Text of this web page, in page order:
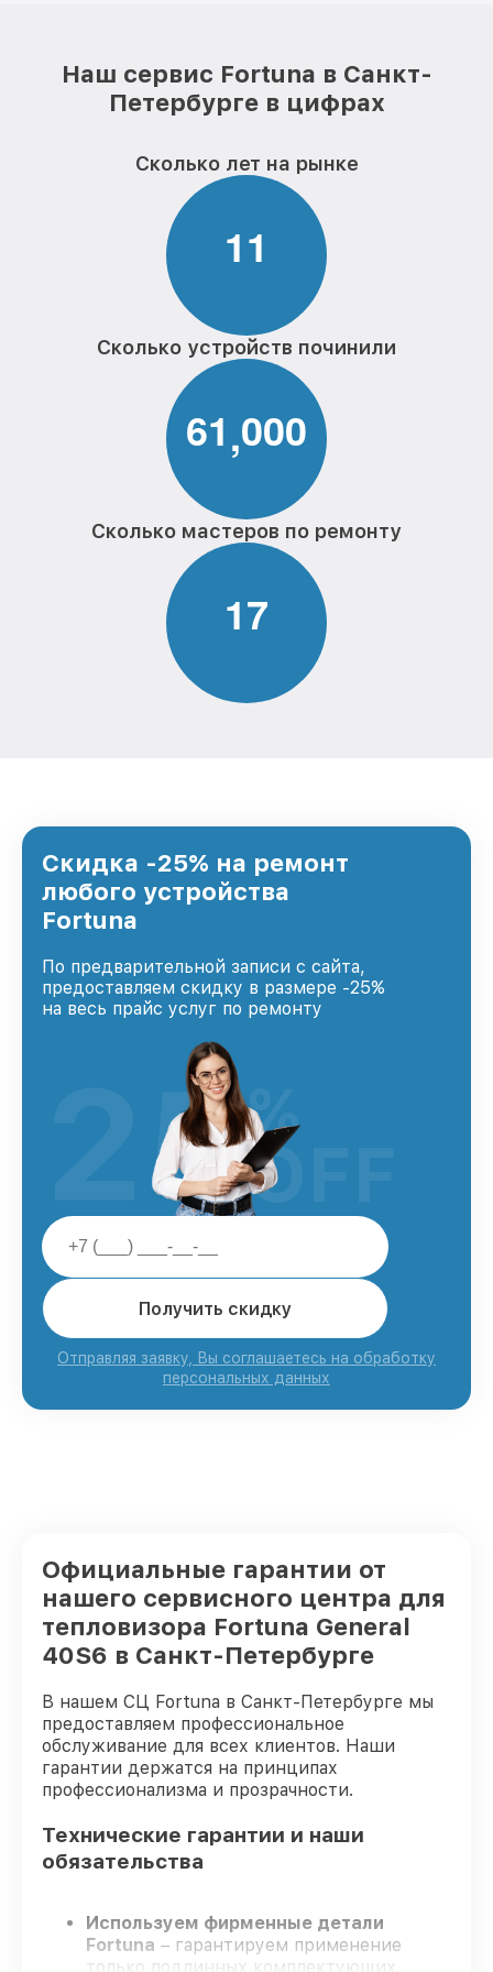
Наш сервис Fortuna в Санкт-
Петербурге в цифрах
Сколько лет на рынке
11
Сколько устройств починили
61,000
Сколько мастеров по ремонту
17
Скидка -25% на ремонт
любого устройства
Fortuna
По предварительной записи с сайта,
предоставляем скидку в размере -25%
на весь прайс услуг по ремонту
Получить скидку
Отправляя заявку, Вы соглашаетесь на обработку
персональных данных
25%
OFF
Официальные гарантии от
нашего сервисного центра для
тепловизора Fortuna General
40S6 в Санкт-Петербурге
В нашем СЦ Fortuna в Санкт-Петербурге мы
предоставляем профессиональное
обслуживание для всех клиентов. Наши
гарантии держатся на принципах
профессионализма и прозрачности.
Технические гарантии и наши
обязательства
Используем фирменные детали
Fortuna – гарантируем применение
только подлинных комплектующих.